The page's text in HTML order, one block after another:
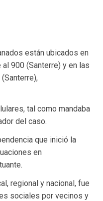
están ubicados en
900 (Santerre) y en las
tal como mandaba
del caso.
que inició la
en
regional y nacional, fue
sociales por vecinos y